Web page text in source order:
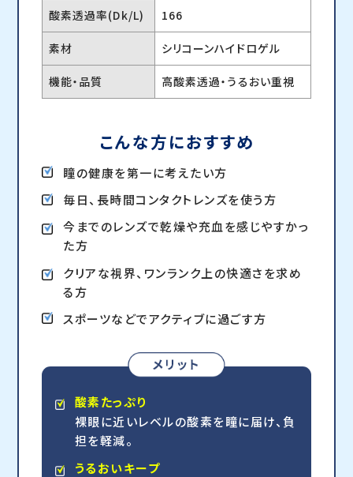
酸素透過率(Dk/L) 166
素材 シリコーンハイドロゲル
機能・品質 高酸素透過・うるおい重視
こんな方におすすめ
瞳の健康を第一に考えたい方
毎日、長時間コンタクトレンズを使う方
今までのレンズで乾燥や充血を感じやすかっ
た方
クリアな視界、ワンランク上の快適さを求め
る方
スポーツなどでアクティブに過ごす方
酸素たっぷり
裸眼に近いレベルの酸素を瞳に届け、負
担を軽減。
うるおいキープ